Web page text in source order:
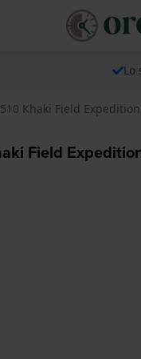
Lo
Khaki Field Expedition
Field